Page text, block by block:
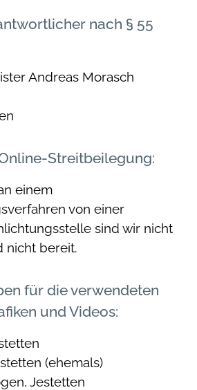
nach § 55
Andreas Morasch
Streitbeilegung:
einem
von einer
sind wir nicht
nicht bereit.
für die verwendeten
und Videos:
(ehemals)
Jestetten